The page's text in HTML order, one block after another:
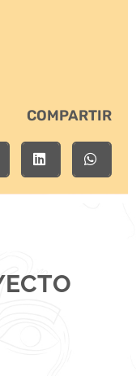
COMPARTIR